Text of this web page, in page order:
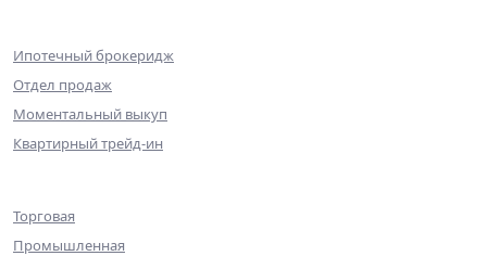
Ипотечный брокеридж
Отдел продаж
Моментальный выкуп
Квартирный трейд-ин
Торговая
Промышленная